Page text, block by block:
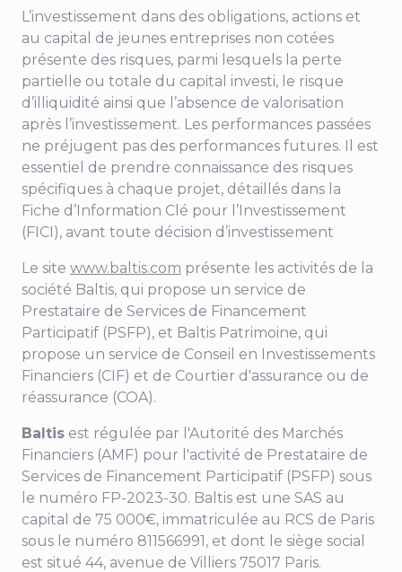
L’investissement dans des obligations, actions et
au capital de jeunes entreprises non cotées
présente des risques, parmi lesquels la perte
partielle ou totale du capital investi, le risque
d’illiquidité ainsi que l’absence de valorisation
après l’investissement. Les performances passées
ne préjugent pas des performances futures. Il est
essentiel de prendre connaissance des risques
spécifiques à chaque projet, détaillés dans la
Fiche d’Information Clé pour l’Investissement
(FICI), avant toute décision d’investissement
Le site www.baltis.com présente les activités de la
société Baltis, qui propose un service de
Prestataire de Services de Financement
Participatif (PSFP), et Baltis Patrimoine, qui
propose un service de Conseil en Investissements
Financiers (CIF) et de Courtier d'assurance ou de
réassurance (COA).
Baltis est régulée par l'Autorité des Marchés
Financiers (AMF) pour l'activité de Prestataire de
Services de Financement Participatif (PSFP) sous
le numéro FP-2023-30. Baltis est une SAS au
capital de 75 000€, immatriculée au RCS de Paris
sous le numéro 811566991, et dont le siège social
est situé 44, avenue de Villiers 75017 Paris.